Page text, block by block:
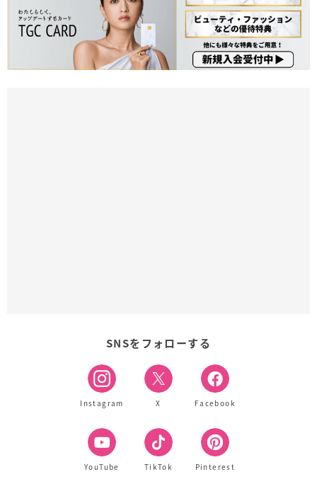
SNSをフォローする
Instagram X Facebook
YouTube TikTok Pinterest